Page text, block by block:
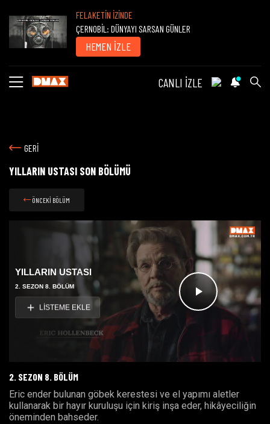
FELAKETİN İZİNDE
ÇERNOBİL: DÜNYAYI SARSAN GÜNLER
HEMEN İZLE
CANLI İZLE
GERİ
YILLARIN USTASI SON BÖLÜMÜ
ÖNCEKİ BÖLÜM
Videoyu
YILLARIN USTASI
2. SEZON 8. BÖLÜM
LİSTEME EKLE
2. SEZON 8. BÖLÜM
Eric ender bulunan göbek kerestesi ve el yapımı aletler
kullanarak bir hayır kuruluşu için kiriş inşa eder, hikâyeciliğin
öneminden bahseder.